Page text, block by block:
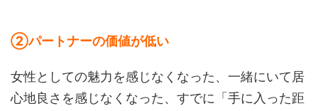
②パートナーの価値が低い
女性としての魅力を感じなくなった、一緒にいて居
心地良さを感じなくなった、すでに「手に入った距